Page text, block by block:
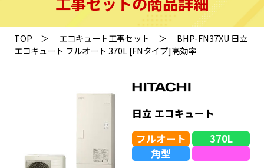
TOP エコキュート工事セット
BHP-FN37XU 日立
エコキュート フルオート 370L [FNタイプ]高効率
日立 エコキュート
フルオート
370L
角型